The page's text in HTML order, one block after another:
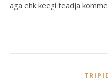
aga ehk keegi teadja